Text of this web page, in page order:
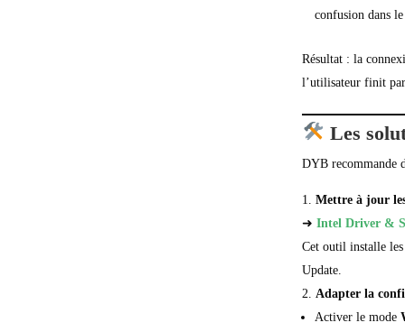
confusion dans
Résultat : la
l’utilisateur finit
Les
DYB recommande
Mettre à jour
➜Intel Driver &
Cet outil installe les
Update.
Adapter la
Activer le mode